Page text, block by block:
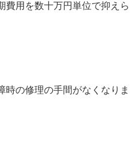
費用を数十万円単位で抑えら
時の修理の手間がなくなりま